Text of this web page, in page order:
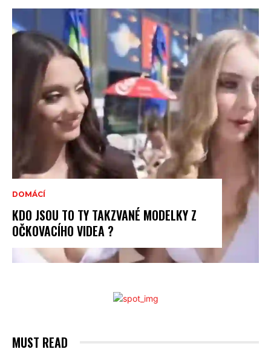
DOMÁCÍ
KDO JSOU TO TY TAKZVANÉ MODELKY Z
OČKOVACÍHO VIDEA ?
MUST READ